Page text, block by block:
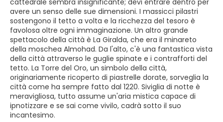
cattedrale sembra insignificante; devi entrare dentro per
avere un senso delle sue dimensioni. I massicci pilastri
sostengono il tetto a volta e la ricchezza del tesoro è
favolosa oltre ogni immaginazione. Un altro grande
spettacolo della città è La Giralda, che era il minareto
della moschea Almohad. Da l'alto, c'è una fantastica vista
della città attraverso le guglie spinate e i contrafforti del
tetto. La Torre del Oro, un simbolo della città,
originariamente ricoperto di piastrelle dorate, sorveglia la
città come ha sempre fatto dal 1220. Siviglia di notte è
meravigliosa, tutto assume un'aria mistica capace di
ipnotizzare e se sai come vivilo, cadrà sotto il suo
incantesimo.